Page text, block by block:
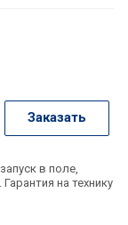
Заказать
в поле,
на технику